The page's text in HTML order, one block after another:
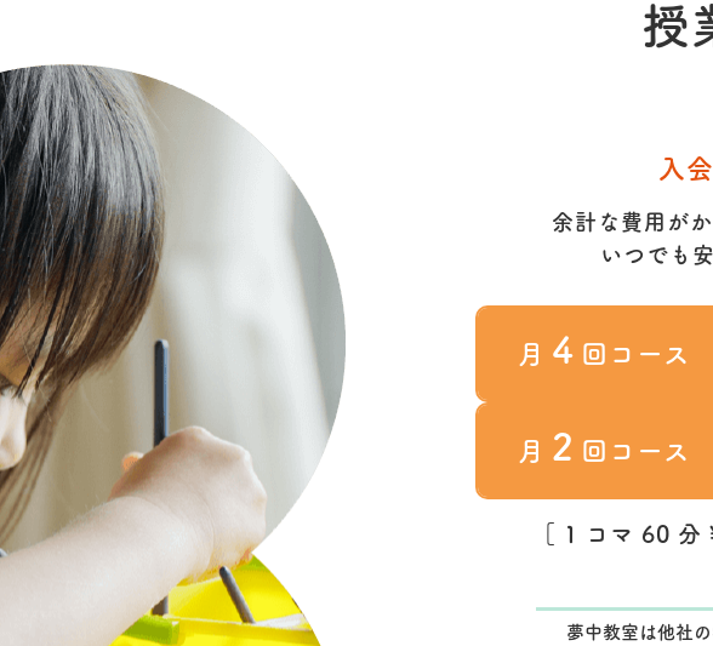
授
入
余計な費用が
いつでも
月 4 回コース
月 2 回コース
［ 1 コマ 60 分
夢中教室は他社